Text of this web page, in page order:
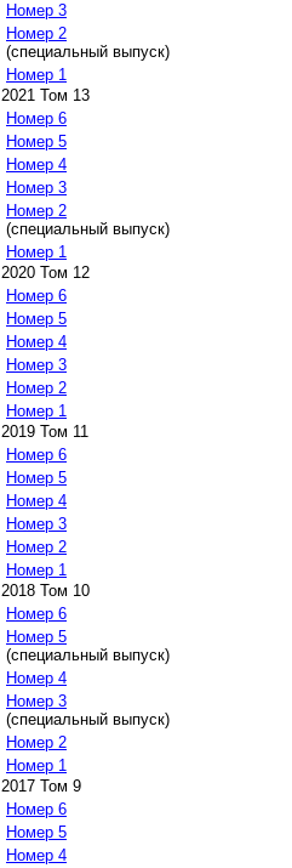
Номер 3
Номер 2
(специальный выпуск)
Номер 1
2021 Том 13
Номер 6
Номер 5
Номер 4
Номер 3
Номер 2
(специальный выпуск)
Номер 1
2020 Том 12
Номер 6
Номер 5
Номер 4
Номер 3
Номер 2
Номер 1
2019 Том 11
Номер 6
Номер 5
Номер 4
Номер 3
Номер 2
Номер 1
2018 Том 10
Номер 6
Номер 5
(специальный выпуск)
Номер 4
Номер 3
(специальный выпуск)
Номер 2
Номер 1
2017 Том 9
Номер 6
Номер 5
Номер 4